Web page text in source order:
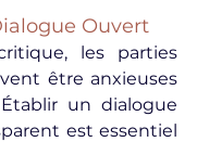
Ouvert
les parties
être anxieuses
un dialogue
est essentiel